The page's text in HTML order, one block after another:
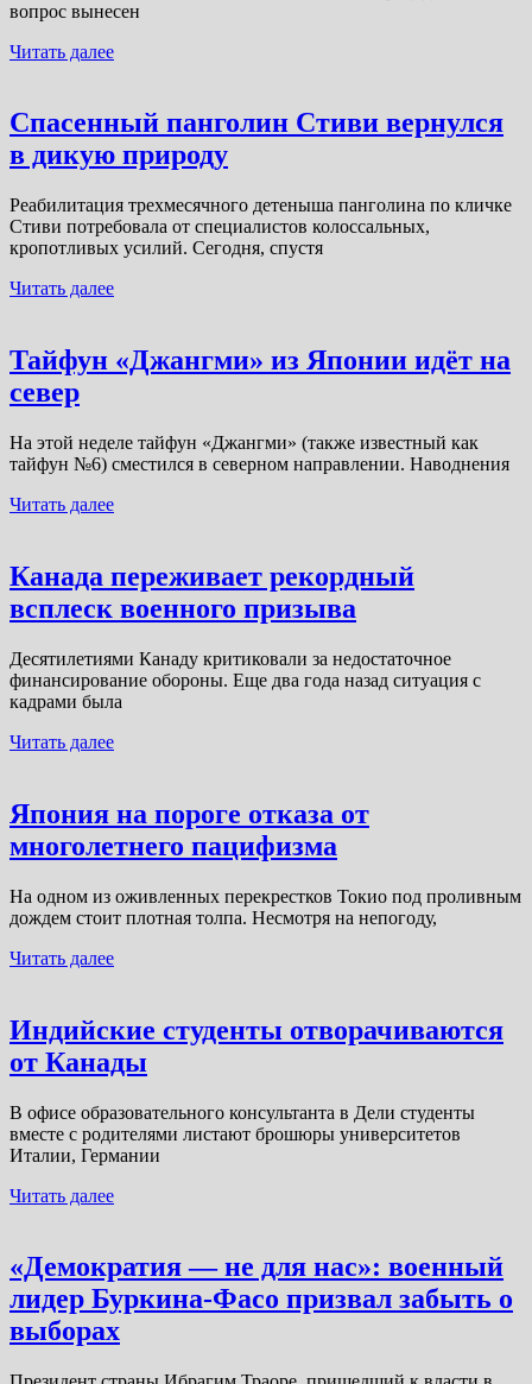
вопрос вынесен
Читать далее
Спасенный панголин Стиви вернулся
в дикую природу
Реабилитация трехмесячного детеныша панголина по кличке
Стиви потребовала от специалистов колоссальных,
кропотливых усилий. Сегодня, спустя
Читать далее
Тайфун «Джангми» из Японии идёт на
север
На этой неделе тайфун «Джангми» (также известный как
тайфун №6) сместился в северном направлении. Наводнения
Читать далее
Канада переживает рекордный
всплеск военного призыва
Десятилетиями Канаду критиковали за недостаточное
финансирование обороны. Еще два года назад ситуация с
кадрами была
Читать далее
Япония на пороге отказа от
многолетнего пацифизма
На одном из оживленных перекрестков Токио под проливным
дождем стоит плотная толпа. Несмотря на непогоду,
Читать далее
Индийские студенты отворачиваются
от Канады
В офисе образовательного консультанта в Дели студенты
вместе с родителями листают брошюры университетов
Италии, Германии
Читать далее
«Демократия — не для нас»: военный
лидер Буркина-Фасо призвал забыть о
выборах